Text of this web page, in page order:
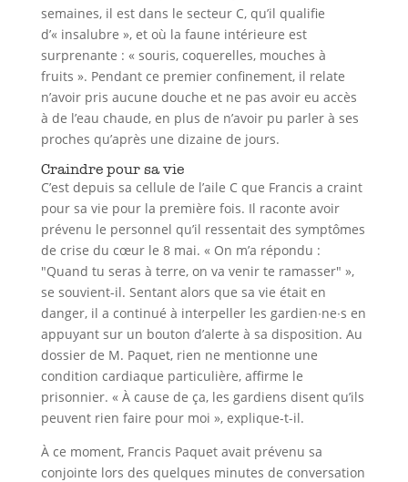
semaines, il est dans le secteur C, qu’il qualifie
d’« insalubre », et où la faune intérieure est
surprenante : « souris, coquerelles, mouches à
fruits ». Pendant ce premier confinement, il relate
n’avoir pris aucune douche et ne pas avoir eu accès
à de l’eau chaude, en plus de n’avoir pu parler à ses
proches qu’après une dizaine de jours.
Craindre pour sa vie
C’est depuis sa cellule de l’aile C que Francis a craint
pour sa vie pour la première fois. Il raconte avoir
prévenu le personnel qu’il ressentait des symptômes
de crise du cœur le 8 mai. « On m’a répondu :
"Quand tu seras à terre, on va venir te ramasser" »,
se souvient-il. Sentant alors que sa vie était en
danger, il a continué à interpeller les gardien∙ne∙s en
appuyant sur un bouton d’alerte à sa disposition. Au
dossier de M. Paquet, rien ne mentionne une
condition cardiaque particulière, affirme le
prisonnier. « À cause de ça, les gardiens disent qu’ils
peuvent rien faire pour moi », explique-t-il.
À ce moment, Francis Paquet avait prévenu sa
conjointe lors des quelques minutes de conversation